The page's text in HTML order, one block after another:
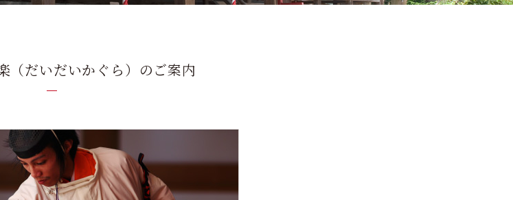
（だいだいかぐら）のご案内